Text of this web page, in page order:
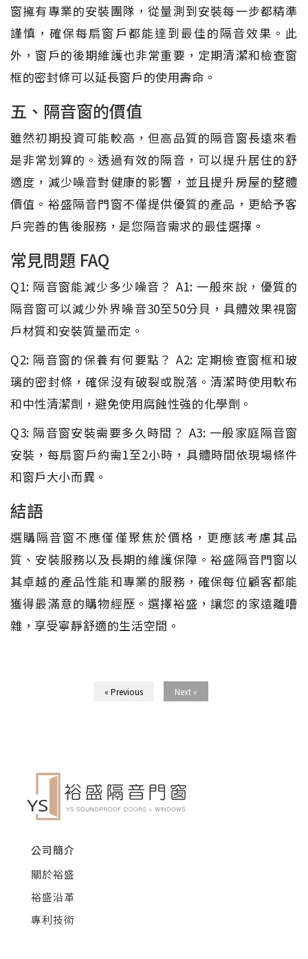
窗擁有專業的安裝團隊，從量測到安裝每一步都精準
謹慎，確保每扇窗戶都能達到最佳的隔音效果。此
外，窗戶的後期維護也非常重要，定期清潔和檢查窗
框的密封條可以延長窗戶的使用壽命。
五、隔音窗的價值
雖然初期投資可能較高，但高品質的隔音窗長遠來看
是非常划算的。透過有效的隔音，可以提升居住的舒
適度，減少噪音對健康的影響，並且提升房屋的整體
價值。裕盛隔音門窗不僅提供優質的產品，更給予客
戶完善的售後服務，是您隔音需求的最佳選擇。
常見問題 FAQ
Q1: 隔音窗能減少多少噪音？ A1: 一般來說，優質的
隔音窗可以減少外界噪音30至50分貝，具體效果視窗
戶材質和安裝質量而定。
Q2: 隔音窗的保養有何要點？ A2: 定期檢查窗框和玻
璃的密封條，確保沒有破裂或脫落。清潔時使用軟布
和中性清潔劑，避免使用腐蝕性強的化學劑。
Q3: 隔音窗安裝需要多久時間？ A3: 一般家庭隔音窗
安裝，每扇窗戶約需1至2小時，具體時間依現場條件
和窗戶大小而異。
結語
選購隔音窗不應僅僅聚焦於價格，更應該考慮其品
質、安裝服務以及長期的維護保障。裕盛隔音門窗以
其卓越的產品性能和專業的服務，確保每位顧客都能
獲得最滿意的購物經歷。選擇裕盛，讓您的家遠離嘈
雜，享受寧靜舒適的生活空間。
« Previous Next »
公司簡介
關於裕盛
裕盛沿革
專利技術